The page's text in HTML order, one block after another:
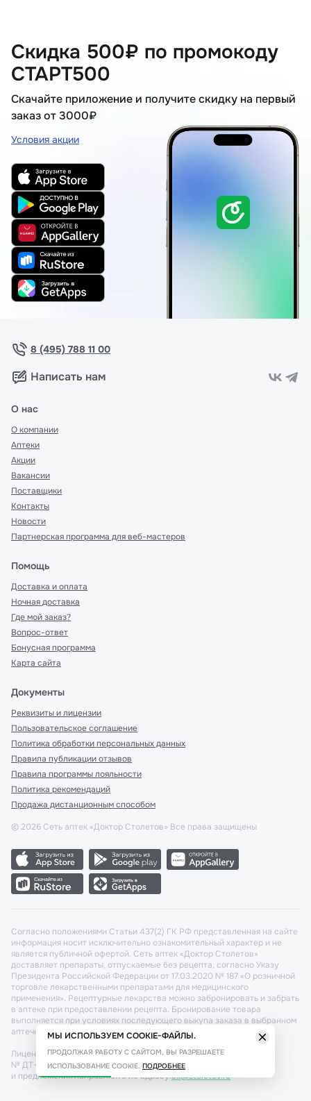
Скидка 500₽ по промокоду
СТАРТ500
Скачайте приложение и получите скидку на первый
заказ от 3000₽
Условия акции
8 (495) 788 11 00
Написать нам
О нас
О компании
Аптеки
Акции
Вакансии
Поставщики
Контакты
Новости
Партнерская программа для веб-мастеров
Помощь
Доставка и оплата
Ночная доставка
Где мой заказ?
Вопрос-ответ
Бонусная программа
Карта сайта
Документы
Реквизиты и лицензии
Пользовательское соглашение
Политика обработки персональных данных
Правила публикации отзывов
Правила программы лояльности
Политика рекомендаций
Продажа дистанционным способом
© 2026 Сеть аптек «Доктор Столетов» Все права защищены
Согласно положениями Статьи 437(2) ГК РФ представленная на сайте
информация носит исключительно ознакомительный характер и не
является публичной офертой. Сеть аптек «Доктор Столетов»
доставляет препараты, отпускаемые без рецепта, согласно Указу
Президента Российской Федерации от 17.03.2020 № 187 «О розничной
торговле лекарственными препаратами для медицинского
применения». Рецептурные лекарства можно забронировать и забрать
в аптеке при предоставлении рецепта. Бронирование товара
выполняется при условиях последующего выкупа заказа в выбранном
аптечном пункте.
Лицензия №: ЛО-77-02-011340 от 22 декабря 2020г. Разрешение
№ ДТ-77-000421 от 25.10.2021 г. Вопросы по заказам, претензии
и предложения направляйте по адресу:cx@stoletov.ru
МЫ ИСПОЛЬЗУЕМ COOKIE-ФАЙЛЫ.
ПРОДОЛЖАЯ РАБОТУ С САЙТОМ, ВЫ РАЗРЕШАЕТЕ
ИСПОЛЬЗОВАНИЕ COOKIE. ПОДРОБНЕЕ